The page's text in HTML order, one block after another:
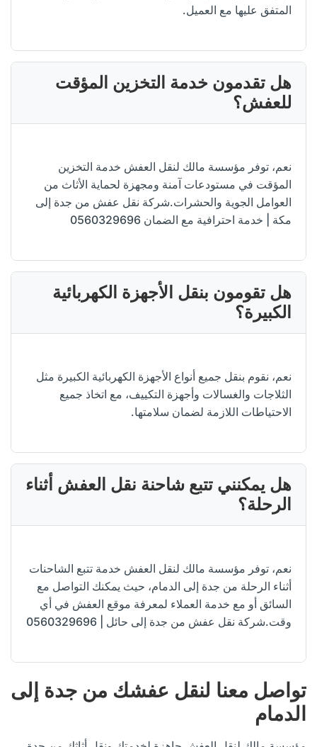
المتفق عليها مع العميل.
هل تقدمون خدمة التخزين المؤقت
للعفش؟
نعم، توفر مؤسسة مالك لنقل العفش خدمة التخزين
المؤقت في مستودعات آمنة ومجهزة لحماية الأثاث من
العوامل الجوية والحشرات.شركة نقل عفش من جدة إلى
مكة | خدمة احترافية مع الضمان 0560329696
هل تقومون بنقل الأجهزة الكهربائية
الكبيرة؟
نعم، نقوم بنقل جميع أنواع الأجهزة الكهربائية الكبيرة مثل
الثلاجات والغسالات وأجهزة التكييف، مع اتخاذ جميع
الاحتياطات اللازمة لضمان سلامتها.
هل يمكنني تتبع شاحنة نقل العفش أثناء
الرحلة؟
نعم، توفر مؤسسة مالك لنقل العفش خدمة تتبع الشاحنات
أثناء الرحلة من جدة إلى الدمام، حيث يمكنك التواصل مع
السائق أو مع خدمة العملاء لمعرفة موقع العفش في أي
وقت.شركة نقل عفش من جدة إلى حائل | 0560329696
تواصل معنا لنقل عفشك من جدة إلى
الدمام